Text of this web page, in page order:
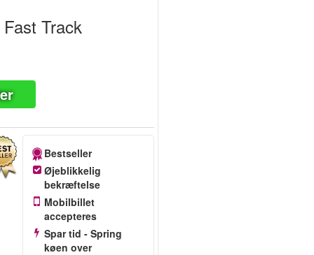
Track
Bestseller
Øjeblikkelig
bekræftelse
Mobilbillet
accepteres
Spar tid - Spring
køen over